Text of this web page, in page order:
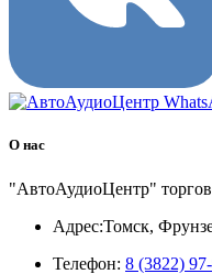
О нас
"АвтоАудиоЦентр"
Адрес:Томск,
Телефон: 8 (3822)